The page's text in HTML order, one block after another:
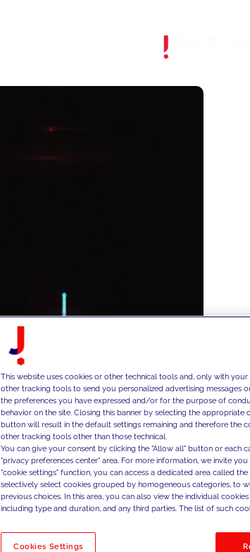
This website uses cookies or other technical tools and, only with
other tracking tools to send you personalized advertising messages
the preferences you have expressed and/or for the purpose of
behavior on the site. Closing this banner by selecting the appropriate
button will result in the default settings remaining and therefore the
other tracking tools other than those technical.
You can give your consent by clicking the "Allow all" button or each
"privacy preferences center" area. For more information, we invite
"cookie settings" function, you can access a dedicated area called
selectively select cookies grouped by homogeneous categories, to
previous choices. In this area, you can also view the individual
including type and duration, and any third parties. The list of such
Cookies Settings